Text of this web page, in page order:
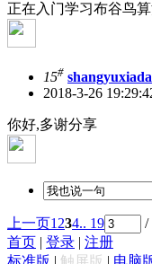
正在入门学习布谷鸟
15#
2018-3-26
你好,多谢分享
上一页 1234.. 19 /
首页
登录
注册